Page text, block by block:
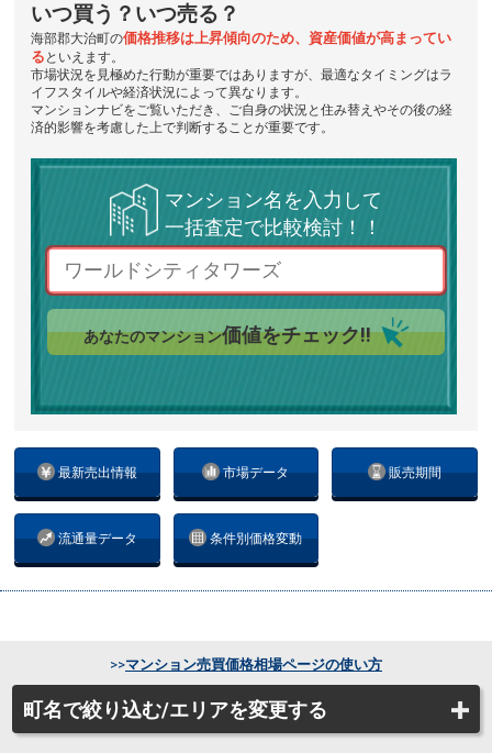
最新売出情報 市場データ 販売期間
流通量データ 条件別価格変動
いつ買う？いつ売る？
海部郡大治町の価格推移は上昇傾向のため、資産価値が高まってい
る といえます。
市場状況を見極めた行動が重要ではありますが、最適なタイミングはラ
イフスタイルや経済状況によって異なります。
マンションナビをご覧いただき、ご自身の状況と住み替えやその後の経
済的影響を考慮した上で判断することが重要です。
マンション名を入力して
一括査定で比較検討！！
あなたのマンション価値をチェック!!
町名で絞り込む/エリアを変更する
>>マンション売買価格相場ページの使い方